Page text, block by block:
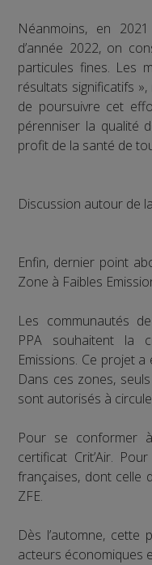
Néanmoins, en
d’année 2022, on
particules fines. Les
résultats significatifs
de poursuivre cet
pérenniser la qualité
profit de la santé de
Discussion autour de
Enfin, dernier point
Zone à Faibles
Les communautés
PPA souhaitent la
Emissions. Ce projet
Dans ces zones,
sont autorisés à
Pour se conformer
certificat Crit’Air.
françaises, dont celle
ZFE.
Dès l’automne, cette
acteurs économiques